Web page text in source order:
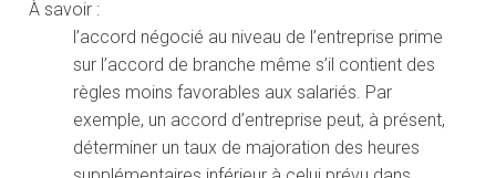
À savoir :
l’accord négocié au niveau de l’entreprise prime
sur l’accord de branche même s’il contient des
règles moins favorables aux salariés. Par
exemple, un accord d’entreprise peut, à présent,
déterminer un taux de majoration des heures